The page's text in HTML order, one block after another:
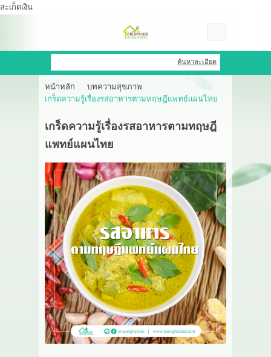
สะเก็ดเงิน
เข้าสู่ระบบ สมัครสมาชิก
สินค้าที่สนใจ( 0 )
OEM HUB
HERBBRIGHT WELLNESS
GREEN HOUSE
เกี่ยวกับเรา
ติดต่อเรา
ค้นหาละเอียด
หน้าหลัก
บทความสุขภาพ
เกร็ดความรู้เรื่องรสอาหารตามทฤษฎีแพทย์แผนไทย
เกร็ดความรู้เรื่องรสอาหารตามทฤษฎี
แพทย์แผนไทย